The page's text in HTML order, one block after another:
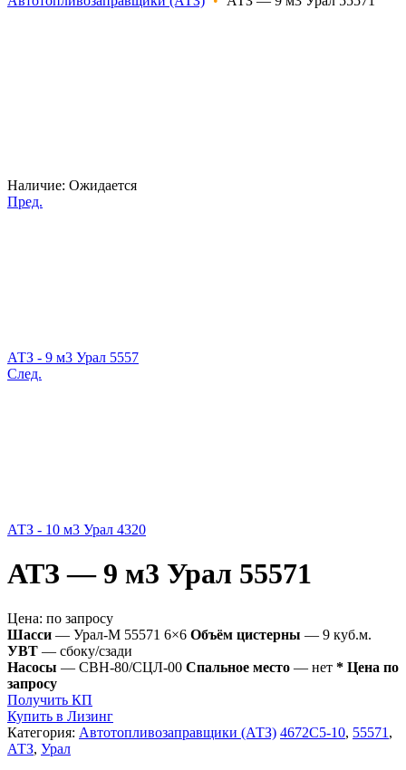
Наличие: Ожидается
Пред.
АТЗ - 9 м3 Урал 5557
След.
АТЗ - 10 м3 Урал 4320
АТЗ — 9 м3 Урал 55571
Цена: по запросу
Шасси — Урал-М 55571 6×6 Объём цистерны — 9 куб.м.
УВТ — сбоку/сзади
Насосы — СВН-80/СЦЛ-00 Спальное место — нет * Цена по
запросу
Получить КП
Купить в Лизинг
Категория: Автотопливозаправщики (АТЗ) 4672С5-10, 55571 ,
АТЗ, Урал